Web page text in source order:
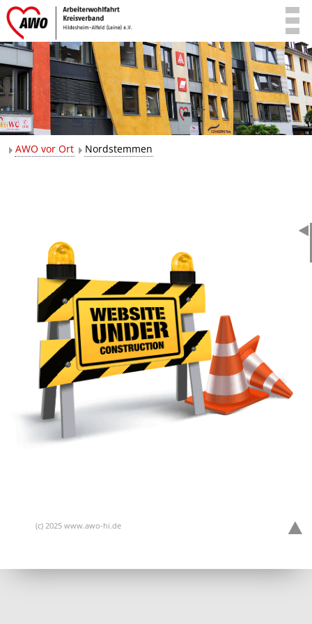
AWO vor Ort Nordstemmen
(c) 2025 www.awo-hi.de